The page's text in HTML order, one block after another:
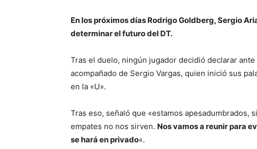
En los próximos días Rodrigo Goldberg, Sergio
determinar el futuro del DT.
Tras el duelo, ningún jugador decidió declarar
acompañado de Sergio Vargas, quien inició sus
en la «U».
Tras eso, señaló que «estamos apesadumbrados,
empates no nos sirven. Nos vamos a reunir para
se hará en privado«.